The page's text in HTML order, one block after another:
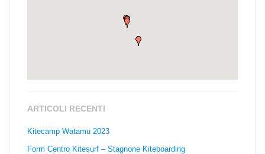
ARTICOLI RECENTI
Kitecamp Watamu 2023
Form Centro Kitesurf – Stagnone Kiteboarding